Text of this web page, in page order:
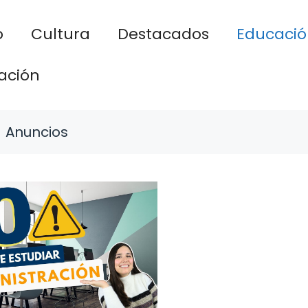
Cultura Destacados
Anuncios